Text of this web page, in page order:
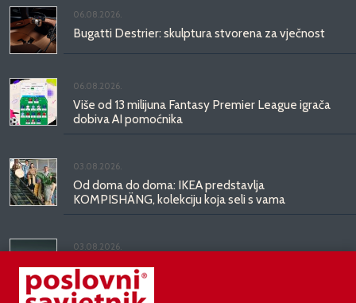
06.08.2026.
Bugatti Destrier: skulptura stvorena za vječnost
06.08.2026.
Više od 13 milijuna Fantasy Premier League igrača
dobiva AI pomoćnika
03.08.2026.
Od doma do doma: IKEA predstavlja
KOMPISHÄNG, kolekciju koja seli s vama
03.08.2026.
Kineski BYD predstavio luksuznu limuzinu veću od
Mercedesove S-klase, obećava domet do 1.000
kilometara